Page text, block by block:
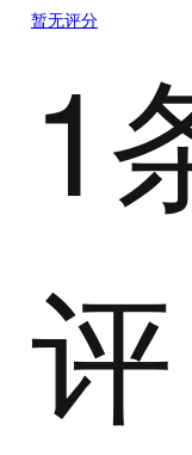
暂无评分
1
评